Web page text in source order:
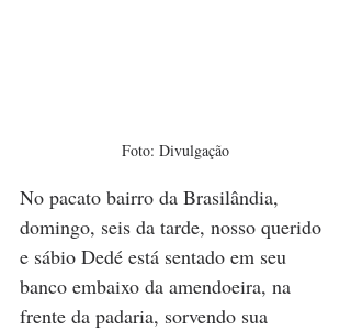
Foto: Divulgação
No pacato bairro da Brasilândia,
domingo, seis da tarde, nosso querido
e sábio Dedé está sentado em seu
banco embaixo da amendoeira, na
frente da padaria, sorvendo sua